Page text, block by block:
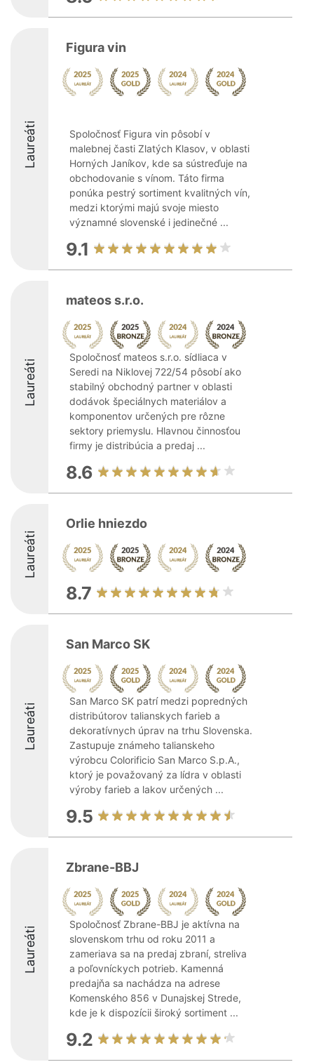
Laureáti
Figura vin
Spoločnosť Figura vin pôsobí v
malebnej časti Zlatých Klasov, v oblasti
Horných Janíkov, kde sa sústreďuje na
obchodovanie s vínom. Táto firma
ponúka pestrý sortiment kvalitných vín,
medzi ktorými majú svoje miesto
významné slovenské i jedinečné ...
9.1
Laureáti
mateos s.r.o.
Spoločnosť mateos s.r.o. sídliaca v
Seredi na Niklovej 722/54 pôsobí ako
stabilný obchodný partner v oblasti
dodávok špeciálnych materiálov a
komponentov určených pre rôzne
sektory priemyslu. Hlavnou činnosťou
firmy je distribúcia a predaj ...
8.6
Laureáti
Orlie hniezdo
8.7
Laureáti
San Marco SK
San Marco SK patrí medzi popredných
distribútorov talianskych farieb a
dekoratívnych úprav na trhu Slovenska.
Zastupuje známeho talianskeho
výrobcu Colorificio San Marco S.p.A.,
ktorý je považovaný za lídra v oblasti
výroby farieb a lakov určených ...
9.5
Laureáti
Zbrane-BBJ
Spoločnosť Zbrane-BBJ je aktívna na
slovenskom trhu od roku 2011 a
zameriava sa na predaj zbraní, streliva
a poľovníckych potrieb. Kamenná
predajňa sa nachádza na adrese
Komenského 856 v Dunajskej Strede,
kde je k dispozícii široký sortiment ...
9.2